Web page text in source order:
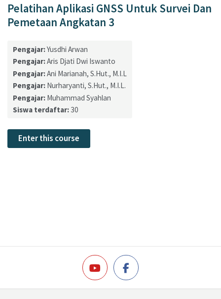
Pelatihan Aplikasi GNSS Untuk Survei Dan
Pemetaan Angkatan 3
Pengajar:Yusdhi Arwan
Pengajar:Aris Djati Dwi Iswanto
Pengajar:Ani Marianah, S.Hut., M.I.L
Pengajar: Nurharyanti, S.Hut., M.I.L.
Pengajar: Muhammad Syahlan
Siswa terdaftar: 30
Enter this course